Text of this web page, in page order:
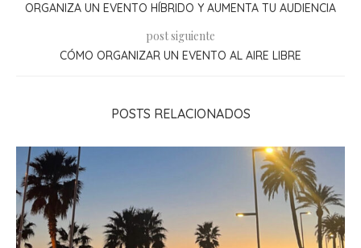
ORGANIZA UN EVENTO HÍBRIDO Y AUMENTA TU AUDIENCIA
post siguiente
CÓMO ORGANIZAR UN EVENTO AL AIRE LIBRE
POSTS RELACIONADOS